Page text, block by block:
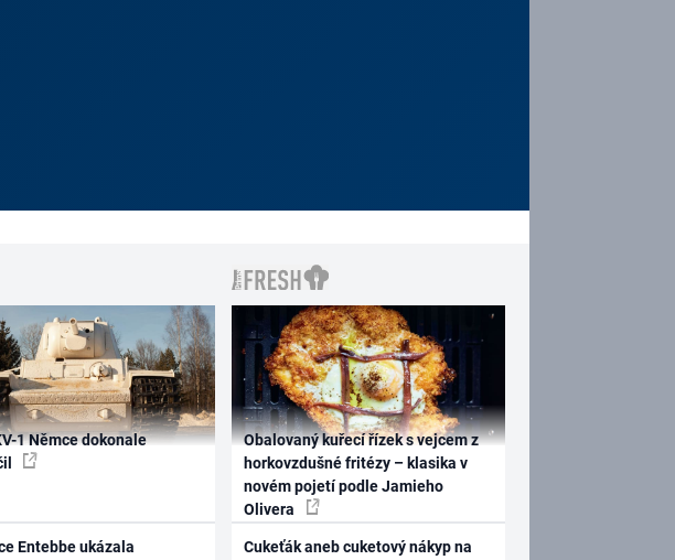
1 Němce dokonale
Entebbe ukázala
Obalovaný kuřecí řízek s vejcem z
horkovzdušné fritézy – klasika v
novém pojetí podle Jamieho
Olivera
Cukeťák aneb cuketový nákyp na